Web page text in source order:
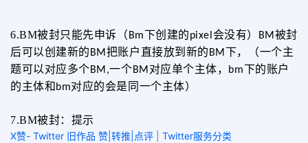
6.BM被封只能先申诉（ Bm下创建的pixel 会没有） BM被封
后可以创建新的 BM把账户直接放到新的 BM下，（一个主
题可以对应多个BM,一个BM 对应单个主体， bm下的账户
的主体和 bm对应的会是同一个主体）
7.BM被封：提示
X赞- Twitter 旧作品 赞|转推|点评
Twitter服务分类